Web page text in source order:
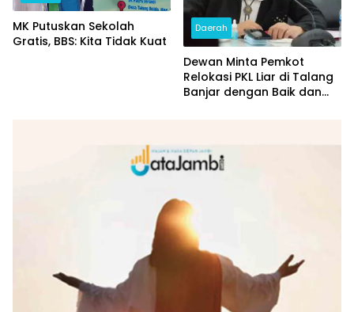
MK Putuskan Sekolah
Gratis, BBS: Kita Tidak Kuat
Daerah
Dewan Minta Pemkot
Relokasi PKL Liar di Talang
Banjar dengan Baik dan